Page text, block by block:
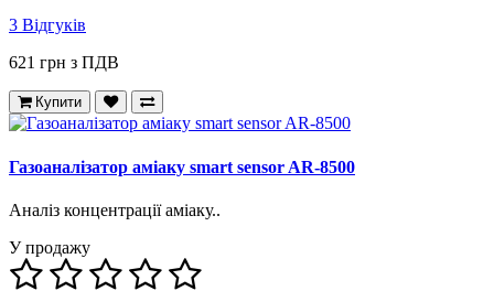
3 Відгуків
621 грн з ПДВ
Купити
Газоаналізатор аміаку smart sensor AR-8500
Аналіз концентрації аміаку..
У продажу